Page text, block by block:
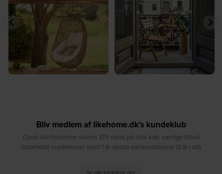
8 0
9 0
Bliv medlem af likehome.dk's kundeklub
Opnå alle fordelene såsom 10% rabat på dine køb, særlige tilbud
forbeholdt medlemmer samt 1 år ekstra reklamationsret (3 år i alt)